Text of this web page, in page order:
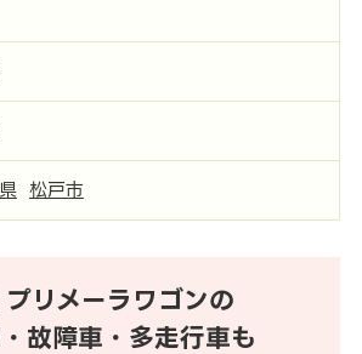
松戸市
プリメーラワゴンの
故障車・多走行車も